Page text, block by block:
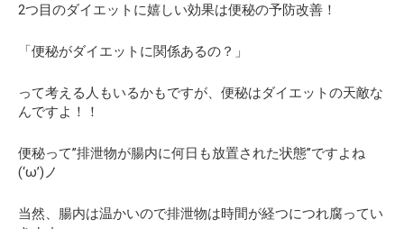
2つ目のダイエットに嬉しい効果は便秘の予防改善！
「便秘がダイエットに関係あるの？」
って考える人もいるかもですが、 便秘はダイエットの天敵な
んですよ！！
便秘って”排泄物が腸内に何日も放置された状態”ですよね
(‘ω’)ノ
当然、腸内は温かいので排泄物は時間が経つにつれ腐ってい